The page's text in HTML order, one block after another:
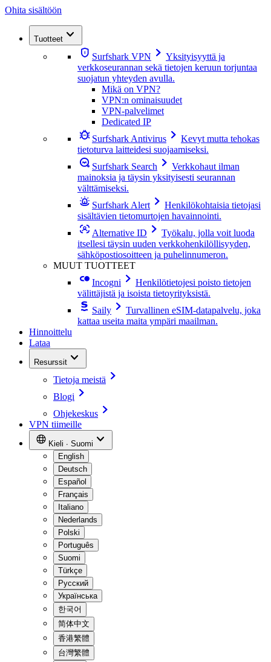
Ohita sisältöön
Tuotteet
Surfshark VPN
Yksityisyyttä ja
verkkoseurannan sekä tietojen keruun torjuntaa
suojatun yhteyden avulla.
Mikä on VPN?
VPN:n ominaisuudet
VPN-palvelimet
Dedicated IP
Surfshark Antivirus
Kevyt mutta tehokas
tietoturva laitteidesi suojaamiseksi.
Surfshark Search
Verkkohaut ilman
mainoksia ja täysin yksityisesti seurannan
välttämiseksi.
Surfshark Alert
Henkilökohtaisia tietojasi
sisältävien tietomurtojen havainnointi.
Alternative ID
Työkalu, jolla voit luoda
itsellesi täysin uuden verkkohenkilöllisyyden,
sähköpostiosoitteen ja puhelinnumeron.
MUUT TUOTTEET
Incogni
Henkilötietojesi poisto tietojen
välittäjistä ja isoista tietoyrityksistä.
Saily
Turvallinen eSIM-datapalvelu, joka
kattaa useita maita ympäri maailman.
Hinnoittelu
Lataa
Resurssit
Tietoja meistä
Blogi
Ohjekeskus
VPN tiimeille
Kieli ∙ Suomi
English
Deutsch
Español
Français
Italiano
Nederlands
Polski
Português
Suomi
Türkçe
Русский
Українська
한국어
简体中文
香港繁體
台灣繁體